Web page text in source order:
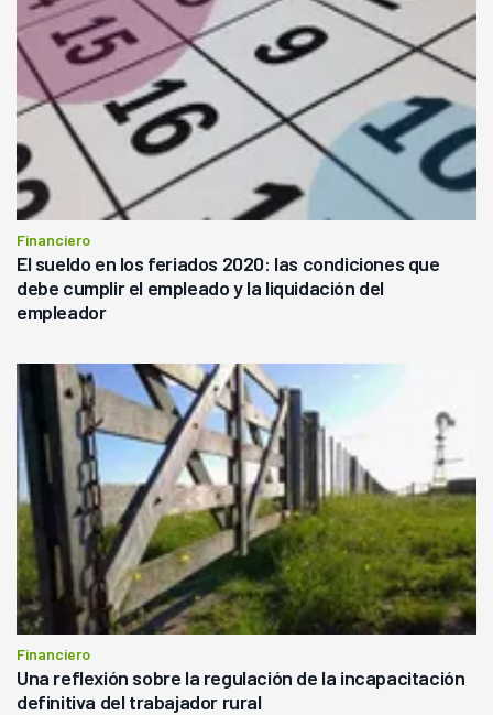
Financiero
El sueldo en los feriados 2020: las condiciones que
debe cumplir el empleado y la liquidación del
empleador
Financiero
Una reflexión sobre la regulación de la incapacitación
definitiva del trabajador rural